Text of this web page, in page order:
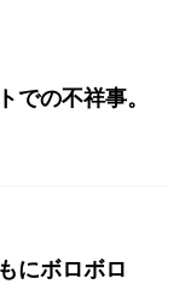
での不祥事。
にボロボロ